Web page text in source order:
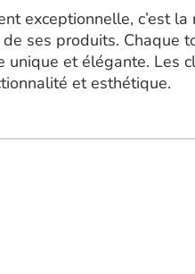
exceptionnelle, c’est
ses produits. Chaque
unique et élégante. Les
et esthétique.